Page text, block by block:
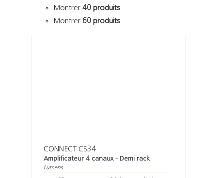
Montrer 40 produits
Montrer 60 produits
CONNECT CS34
Amplificateur 4 canaux - Demi rack
Lumens